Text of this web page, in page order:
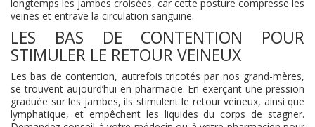
longtemps les jambes croisées, car cette posture compresse les
veines et entrave la circulation sanguine.
LES BAS DE CONTENTION POUR
STIMULER LE RETOUR VEINEUX
Les bas de contention, autrefois tricotés par nos grand-mères,
se trouvent aujourd’hui en pharmacie. En exerçant une pression
graduée sur les jambes, ils stimulent le retour veineux, ainsi que
lymphatique, et empêchent les liquides du corps de stagner.